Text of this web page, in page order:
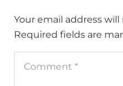
Your email address
Required fields are